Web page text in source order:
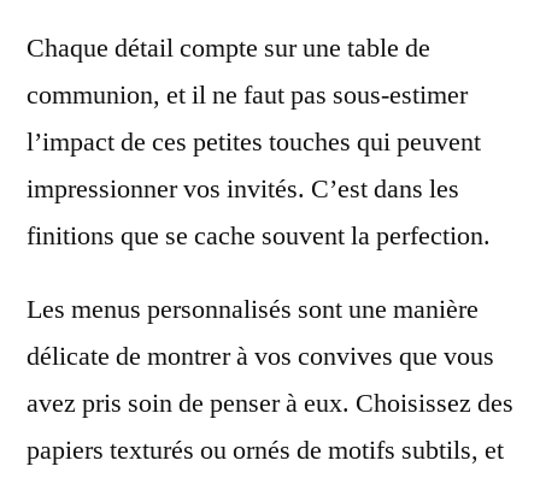
Chaque détail compte sur une table de
communion, et il ne faut pas sous-estimer
l’impact de ces petites touches qui peuvent
impressionner vos invités. C’est dans les
finitions que se cache souvent la perfection.
Les menus personnalisés sont une manière
délicate de montrer à vos convives que vous
avez pris soin de penser à eux. Choisissez des
papiers texturés ou ornés de motifs subtils, et